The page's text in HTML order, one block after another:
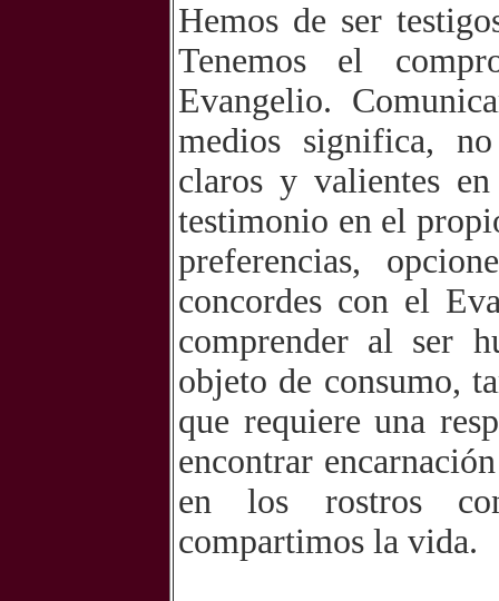
Hemos de ser
Tenemos el
Evangelio.
medios significa,
claros y valientes
testimonio en el
preferencias,
concordes con el
comprender al ser
objeto de consumo,
que requiere una
encontrar
en los rostros
compartimos la vida.